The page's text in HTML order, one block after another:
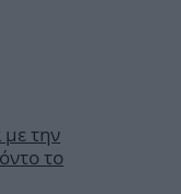
με την
το